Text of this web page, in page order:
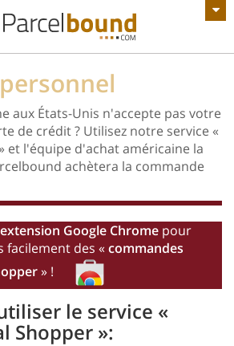
LES ANNONCES
aux États-Unis n'accepte pas votre
de crédit ? Utilisez notre service «
et l'équipe d'achat américaine la
achètera la commande
extension Google Chrome pour
des « commandes
» !
le service «
Shopper »: